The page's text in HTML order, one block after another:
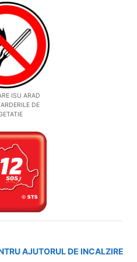
ISU ARAD
DE
AJUTORUL DE INCALZIRE